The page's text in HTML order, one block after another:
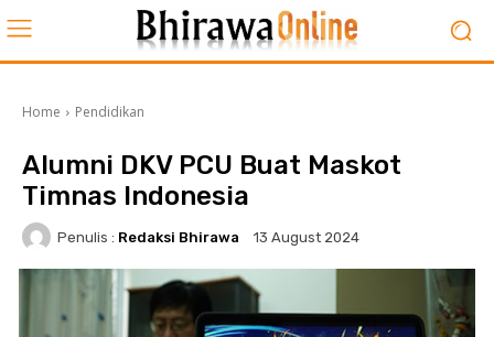
Home Pendidikan
Alumni DKV PCU Buat Maskot
Timnas Indonesia
Penulis : Redaksi Bhirawa 13 August 2024